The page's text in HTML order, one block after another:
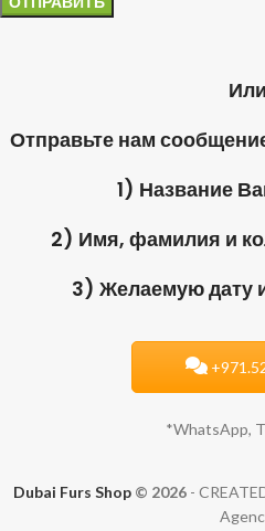
Или
Отправьте нам
1) Название
2) Имя, фамилия и
3) Желаемую дату
*WhatsApp,
Dubai Furs Shop © 2026 -